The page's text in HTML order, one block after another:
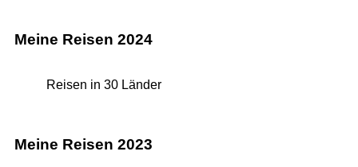
Meine Reisen 2024
Reisen in 30 Länder
Meine Reisen 2023